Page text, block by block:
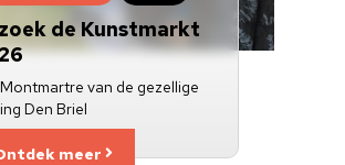
de Kunstmarkt
van de gezellige
Den Briel
meer